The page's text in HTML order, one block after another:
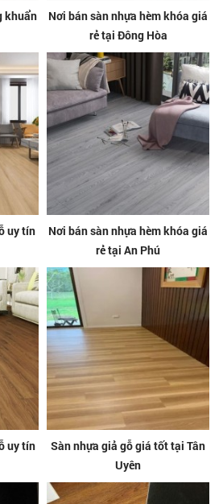
khuẩn
Nơi bán sàn nhựa hèm khóa giá
rẻ tại Đông Hòa
uy tín
Nơi bán sàn nhựa hèm khóa giá
rẻ tại An Phú
uy tín
Sàn nhựa giả gỗ giá tốt tại Tân
Uyên